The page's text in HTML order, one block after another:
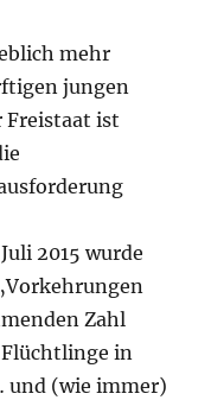
mehr
jungen
Freistaat ist
2015 wurde
Zahl
in
und (wie immer)